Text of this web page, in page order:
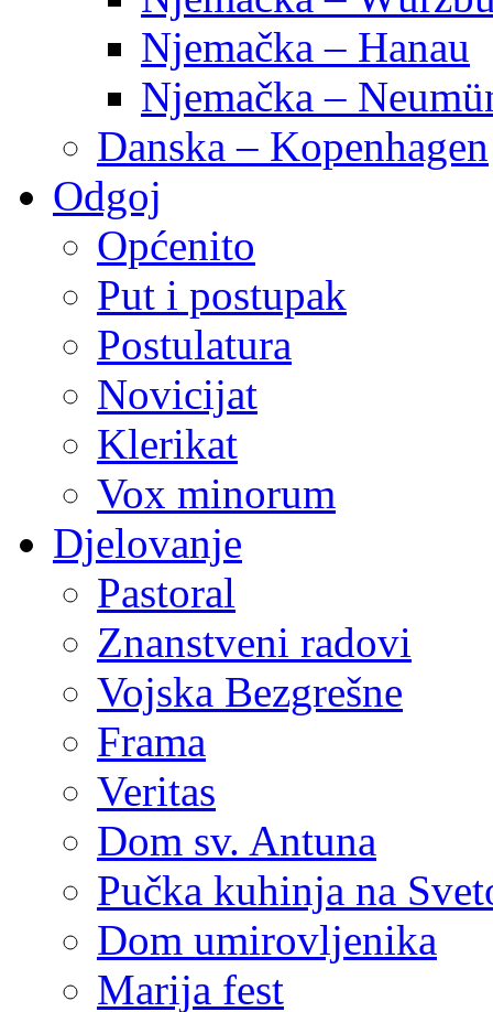
Njemačka – Hanau
Njemačka –
Danska – Kopenhagen
Odgoj
Općenito
Put i postupak
Postulatura
Novicijat
Klerikat
Vox minorum
Djelovanje
Pastoral
Znanstveni radovi
Vojska Bezgrešne
Frama
Veritas
Dom sv. Antuna
Pučka kuhinja na
Dom umirovljenika
Marija fest